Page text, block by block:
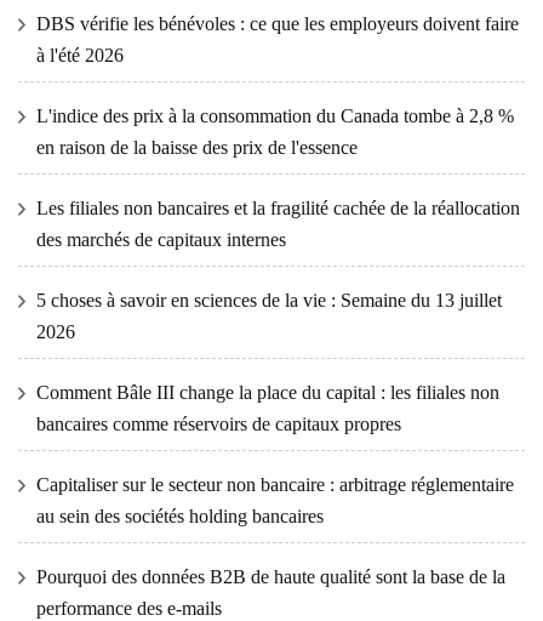
DBS vérifie les bénévoles : ce que les employeurs doivent faire
à l'été 2026
L'indice des prix à la consommation du Canada tombe à 2,8 %
en raison de la baisse des prix de l'essence
Les filiales non bancaires et la fragilité cachée de la réallocation
des marchés de capitaux internes
5 choses à savoir en sciences de la vie : Semaine du 13 juillet
2026
Comment Bâle III change la place du capital : les filiales non
bancaires comme réservoirs de capitaux propres
Capitaliser sur le secteur non bancaire : arbitrage réglementaire
au sein des sociétés holding bancaires
Pourquoi des données B2B de haute qualité sont la base de la
performance des e-mails